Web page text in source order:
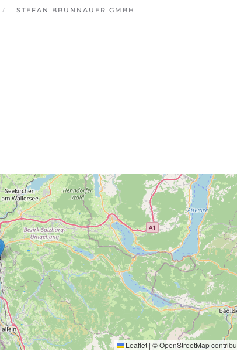
STEFAN BRUNNAUER GMBH
Leaflet | ©OpenStreetMap